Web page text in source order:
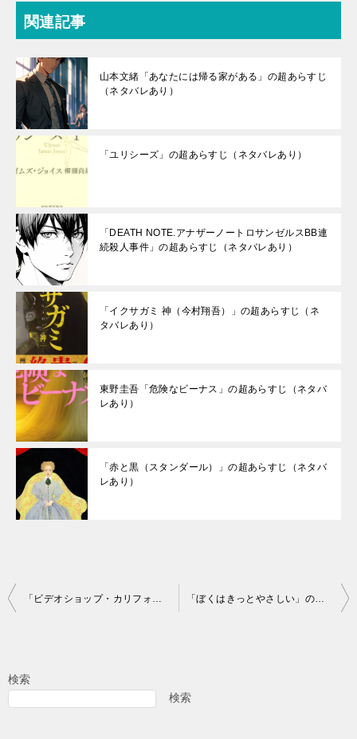
関連記事
山本文緒「あなたには帰る家がある」の超あらすじ
（ネタバレあり）
「ユリシーズ」の超あらすじ（ネタバレあり）
「DEATH NOTE.アナザーノートロサンゼルスBB連
続殺人事件」の超あらすじ（ネタバレあり）
「イクサガミ 神（今村翔吾）」の超あらすじ（ネ
タバレあり）
東野圭吾「危険なビーナス」の超あらすじ（ネタバ
レあり）
「赤と黒（スタンダール）」の超あらすじ（ネタバ
レあり）
投
ビ
検索
検索